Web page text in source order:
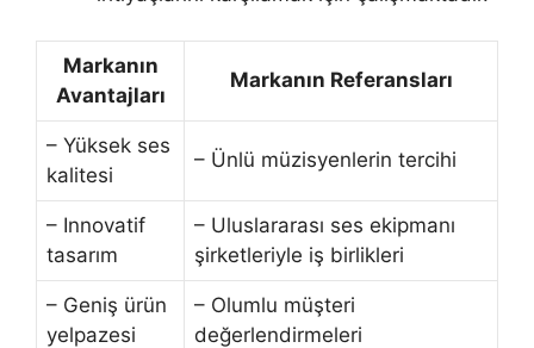
Markanın
Avantajları
Markanın Referansları
– Yüksek ses
kalitesi
– Ünlü müzisyenlerin tercihi
– Innovatif
tasarım
– Uluslararası ses ekipmanı
şirketleriyle iş birlikleri
– Geniş ürün
yelpazesi
– Olumlu müşteri
değerlendirmeleri